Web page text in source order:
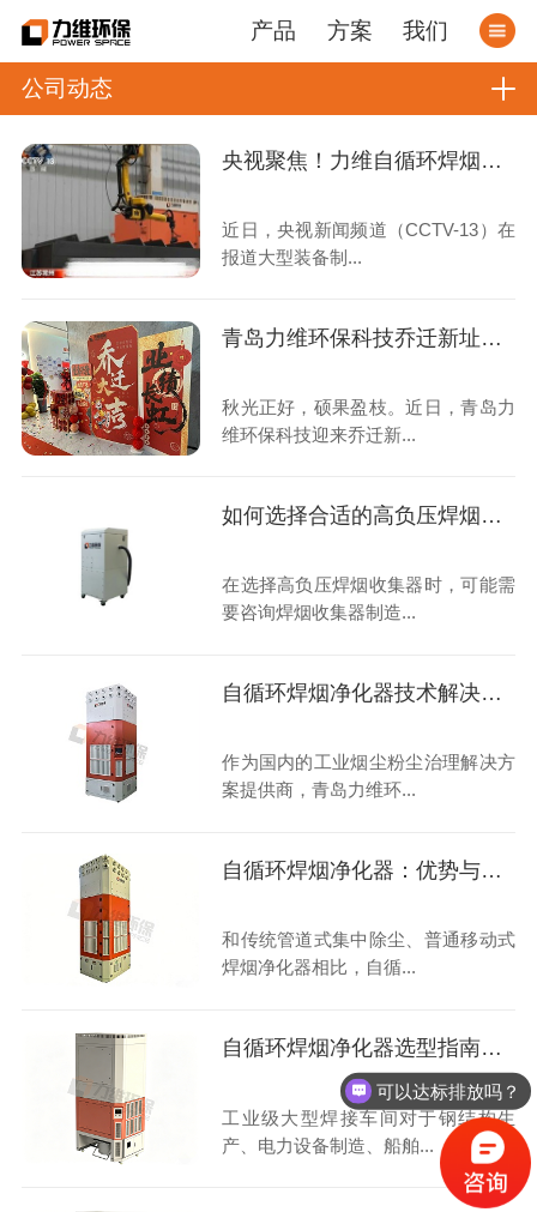
产品 方案 我们
公司动态
央视聚焦！力维自循环焊烟净化器助力变压器巨头打造绿色智造新标杆
近日，央视新闻频道（CCTV-13）在
报道大型装备制...
青岛力维环保科技乔迁新址：启航绿色发展新征程
秋光正好，硕果盈枝。近日，青岛力
维环保科技迎来乔迁新...
如何选择合适的高负压焊烟收集器？
在选择高负压焊烟收集器时，可能需
要咨询焊烟收集器制造...
自循环焊烟净化器技术解决方案推荐
作为国内的工业烟尘粉尘治理解决方
案提供商，青岛力维环...
自循环焊烟净化器：优势与行业挑战
和传统管道式集中除尘、普通移动式
焊烟净化器相比，自循...
自循环焊烟净化器选型指南大揭秘
工业级大型焊接车间对于钢结构生
产、电力设备制造、船舶...
可以达标排放吗？